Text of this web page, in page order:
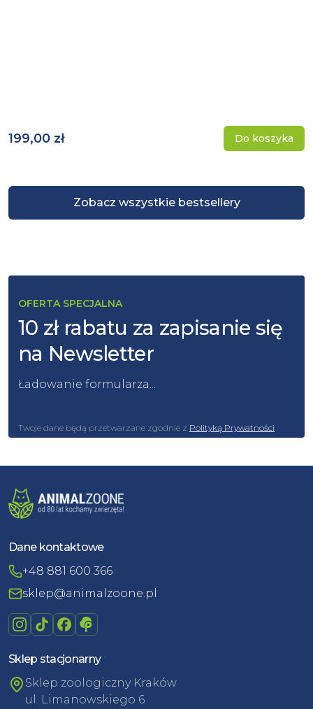
Zobacz wszystkie bestsellery
199,00 zł Do koszyka
OFERTA SPECJALNA
10 zł rabatu za zapisanie się
na Newsletter
Ładowanie formularza...
Twoje dane będą przetwarzane zgodnie z Polityką Prywatności
Dane kontaktowe
+48 881 600 366
sklep@animalzoone.pl
Sklep stacjonarny
Sklep zoologiczny Kraków
ul. Limanowskiego 6